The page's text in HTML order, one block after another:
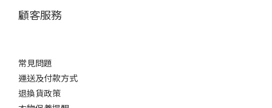
顧客服務
常見問題
運送及付款方式
退換貨政策